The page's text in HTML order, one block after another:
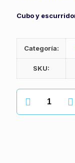
Cubo y
Categoría:
SKU:
Cubo
rectangular
lorito